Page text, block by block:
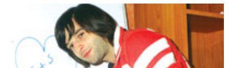
ინტერვიუები
ამბები
საზოგადოება